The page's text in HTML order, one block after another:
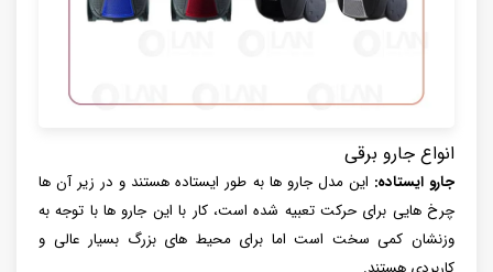
انواع جارو برقی
جارو ایستاده: این مدل جارو ها به طور ایستاده هستند و در زیر آن ها
چرخ هایی برای حرکت تعبیه شده است، کار با این جارو ها با توجه به
وزنشان کمی سخت است اما برای محیط های بزرگ بسیار عالی و